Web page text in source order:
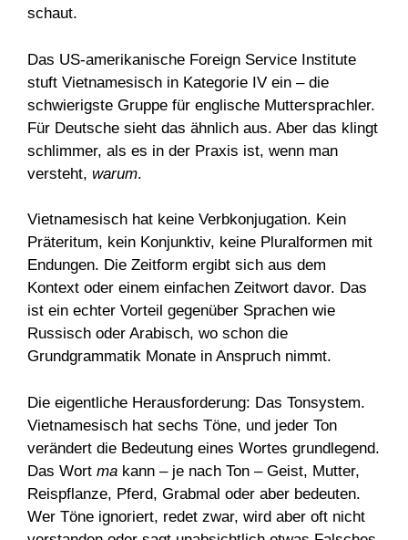
schaut.
Das US-amerikanische Foreign Service Institute
stuft Vietnamesisch in Kategorie IV ein – die
schwierigste Gruppe für englische Muttersprachler.
Für Deutsche sieht das ähnlich aus. Aber das klingt
schlimmer, als es in der Praxis ist, wenn man
versteht, warum.
Vietnamesisch hat keine Verbkonjugation. Kein
Präteritum, kein Konjunktiv, keine Pluralformen mit
Endungen. Die Zeitform ergibt sich aus dem
Kontext oder einem einfachen Zeitwort davor. Das
ist ein echter Vorteil gegenüber Sprachen wie
Russisch oder Arabisch, wo schon die
Grundgrammatik Monate in Anspruch nimmt.
Die eigentliche Herausforderung: Das Tonsystem.
Vietnamesisch hat sechs Töne, und jeder Ton
verändert die Bedeutung eines Wortes grundlegend.
Das Wort ma kann – je nach Ton – Geist, Mutter,
Reispflanze, Pferd, Grabmal oder aber bedeuten.
Wer Töne ignoriert, redet zwar, wird aber oft nicht